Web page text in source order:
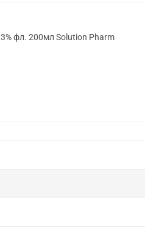
фл. 200мл Solution Pharm